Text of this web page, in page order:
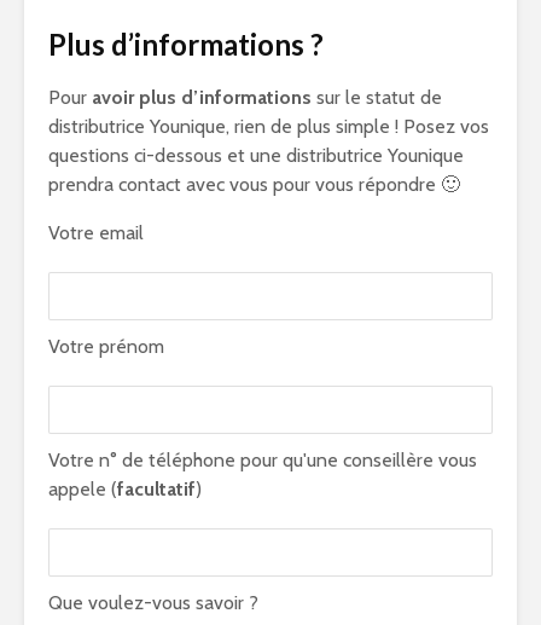
Plus d’informations ?
Pour avoir plus d’informations sur le statut de
distributrice Younique, rien de plus simple ! Posez vos
questions ci-dessous et une distributrice Younique
prendra contact avec vous pour vous répondre 🙂
Votre email
Votre prénom
Votre n° de téléphone pour qu'une conseillère vous
appele (facultatif)
Que voulez-vous savoir ?